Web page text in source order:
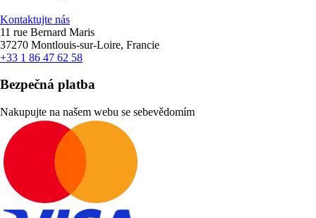
Kontaktujte nás
11 rue Bernard Maris
37270 Montlouis-sur-Loire, Francie
+33 1 86 47 62 58
Bezpečná platba
Nakupujte na našem webu se sebevědomím